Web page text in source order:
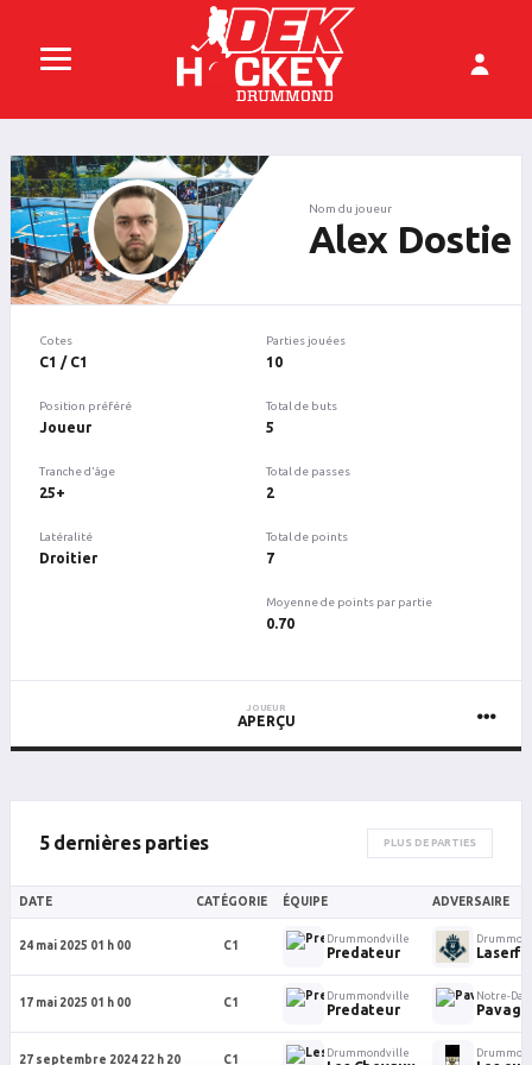
Nom du joueur
Alex Dostie
Cotes
C1 / C1
Position préféré
Joueur
Tranche d'âge
25+
Latéralité
Droitier
Parties jouées
10
Total de buts
5
Total de passes
2
Total de points
7
Moyenne de points par partie
0.70
JOUEUR
APERÇU
5 dernières parties PLUS DE PARTIES
DATE CATÉGORIE ÉQUIPE ADVERSAIRE
24 mai 2025 01 h 00 C1
Drummondville
Predateur
17 mai 2025 01 h 00 C1
Drummondville
Predateur
Notre-
27 septembre 2024 22 h 20 C1
Drummondville